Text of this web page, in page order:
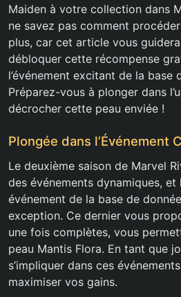
Maiden à votre collection dans
ne savez pas comment
plus, car cet article vous
débloquer cette récompense
l’événement excitant de la base
Préparez-vous à plonger dans
décrocher cette peau enviée !
Plongée dans l’Événement
Le deuxième saison de Marvel
des événements dynamiques,
événement de la base de
exception. Ce dernier vous
une fois complètes, vous
peau Mantis Flora. En tant que
s’impliquer dans ces
maximiser vos gains.